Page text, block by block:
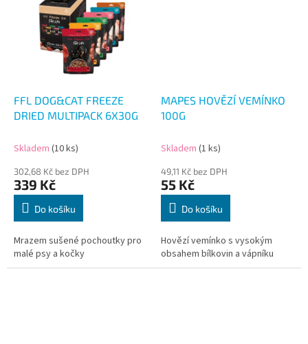
FFL DOG&CAT FREEZE
DRIED MULTIPACK 6X30G
Skladem (10 ks)
302,68 Kč bez DPH
339 Kč
Do košíku
Mrazem sušené pochoutky pro
malé psy a kočky
MAPES HOVĚZÍ VEMÍNKO
100G
Skladem (1 ks)
49,11 Kč bez DPH
55 Kč
Do košíku
Hovězí vemínko s vysokým
obsahem bílkovin a vápníku